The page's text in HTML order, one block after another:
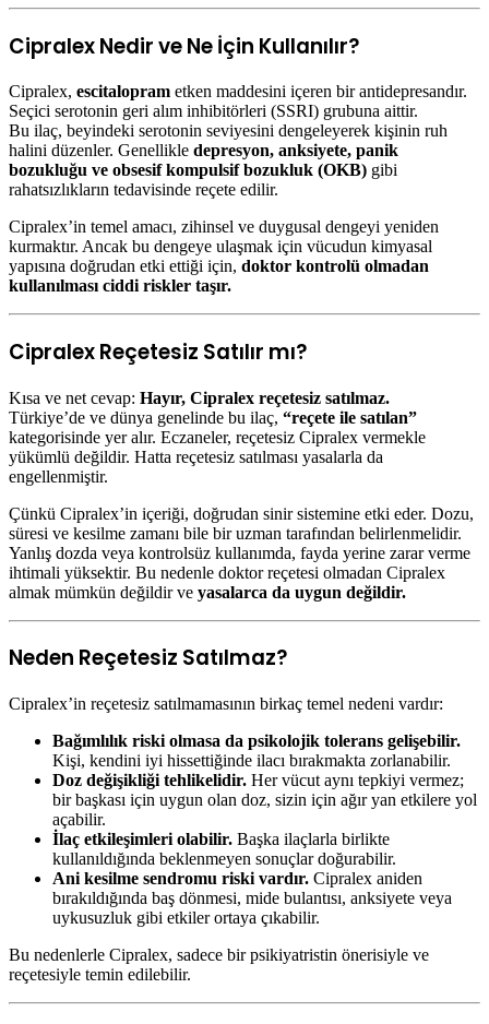
Cipralex Nedir ve Ne İçin Kullanılır?
Cipralex, escitalopram etken maddesini içeren bir antidepresandır.
Seçici serotonin geri alım inhibitörleri (SSRI) grubuna aittir.
Bu ilaç, beyindeki serotonin seviyesini dengeleyerek kişinin ruh
halini düzenler. Genellikle depresyon, anksiyete, panik
bozukluğu ve obsesif kompulsif bozukluk (OKB) gibi
rahatsızlıkların tedavisinde reçete edilir.
Cipralex’in temel amacı, zihinsel ve duygusal dengeyi yeniden
kurmaktır. Ancak bu dengeye ulaşmak için vücudun kimyasal
yapısına doğrudan etki ettiği için, doktor kontrolü olmadan
kullanılması ciddi riskler taşır.
Cipralex Reçetesiz Satılır mı?
Kısa ve net cevap: Hayır, Cipralex reçetesiz satılmaz.
Türkiye’de ve dünya genelinde bu ilaç, “reçete ile satılan”
kategorisinde yer alır. Eczaneler, reçetesiz Cipralex vermekle
yükümlü değildir. Hatta reçetesiz satılması yasalarla da
engellenmiştir.
Çünkü Cipralex’in içeriği, doğrudan sinir sistemine etki eder. Dozu,
süresi ve kesilme zamanı bile bir uzman tarafından belirlenmelidir.
Yanlış dozda veya kontrolsüz kullanımda, fayda yerine zarar verme
ihtimali yüksektir. Bu nedenle doktor reçetesi olmadan Cipralex
almak mümkün değildir ve yasalarca da uygun değildir.
Neden Reçetesiz Satılmaz?
Cipralex’in reçetesiz satılmamasının birkaç temel nedeni vardır:
Bağımlılık riski olmasa da psikolojik tolerans gelişebilir.
Kişi, kendini iyi hissettiğinde ilacı bırakmakta zorlanabilir.
Doz değişikliği tehlikelidir. Her vücut aynı tepkiyi vermez;
bir başkası için uygun olan doz, sizin için ağır yan etkilere yol
açabilir.
İlaç etkileşimleri olabilir. Başka ilaçlarla birlikte
kullanıldığında beklenmeyen sonuçlar doğurabilir.
Ani kesilme sendromu riski vardır. Cipralex aniden
bırakıldığında baş dönmesi, mide bulantısı, anksiyete veya
uykusuzluk gibi etkiler ortaya çıkabilir.
Bu nedenlerle Cipralex, sadece bir psikiyatristin önerisiyle ve
reçetesiyle temin edilebilir.